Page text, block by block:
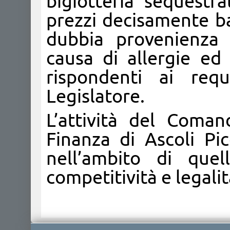
prezzi decisamente
dubbia
causa di allergie
rispondenti ai
Legislatore.
L’attività del
Finanza di Ascoli
nell’ambito di
competitività e